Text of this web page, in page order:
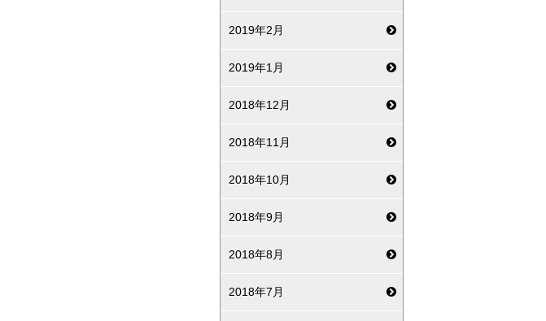
2019年2月
2019年1月
2018年12月
2018年11月
2018年10月
2018年9月
2018年8月
2018年7月